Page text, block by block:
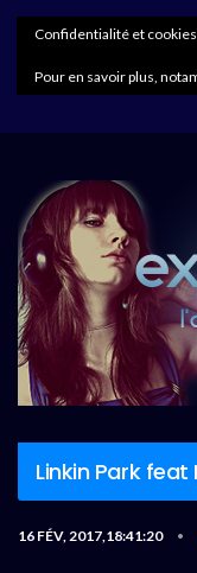
Linkin Park
16 FÉV, 2017,18:41:20 •
Confidentialité et
Pour en savoir plus,